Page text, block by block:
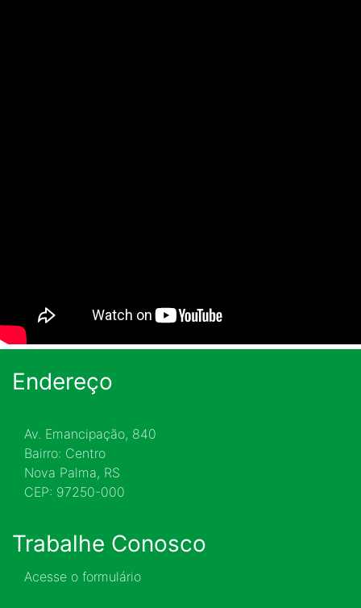
Endereço
Av. Emancipação, 840
Bairro: Centro
Nova Palma, RS
CEP: 97250-000
Trabalhe Conosco
Acesse o formulário